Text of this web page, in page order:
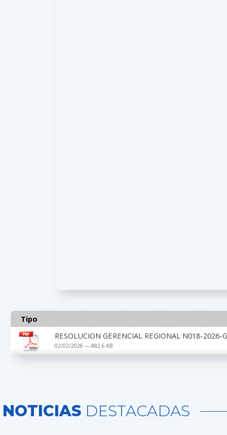
Tipo
RESOLUCION GERENCIAL REGIONAL N018-2026-
02/02/2026 — 882.6 KB
NOTICIAS DESTACADAS